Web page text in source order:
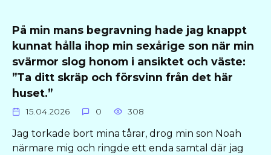
På min mans begravning hade jag knappt
kunnat hålla ihop min sexårige son när min
svärmor slog honom i ansiktet och väste:
”Ta ditt skräp och försvinn från det här
huset.”
15.04.2026 0 308
Jag torkade bort mina tårar, drog min son Noah
närmare mig och ringde ett enda samtal där jag